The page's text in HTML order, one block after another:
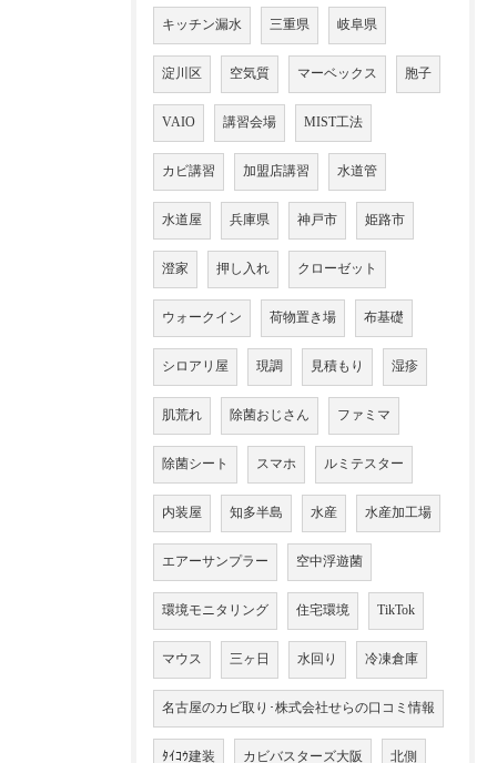
キッチン漏水 三重県 岐阜県
淀川区 空気質 マーベックス 胞子
VAIO 講習会場 MIST工法
カビ講習 加盟店講習 水道管
水道屋 兵庫県 神戸市 姫路市
澄家 押し入れ クローゼット
ウォークイン 荷物置き場 布基礎
シロアリ屋 現調 見積もり 湿疹
肌荒れ 除菌おじさん ファミマ
除菌シート スマホ ルミテスター
内装屋 知多半島 水産 水産加工場
エアーサンプラー 空中浮遊菌
環境モニタリング 住宅環境 TikTok
マウス 三ヶ日 水回り 冷凍倉庫
名古屋のカビ取り･株式会社せらの口コミ情報
ﾀｲｺｳ建装 カビバスターズ大阪 北側